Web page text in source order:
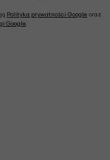
Polityka prywatności Google oraz
Google.